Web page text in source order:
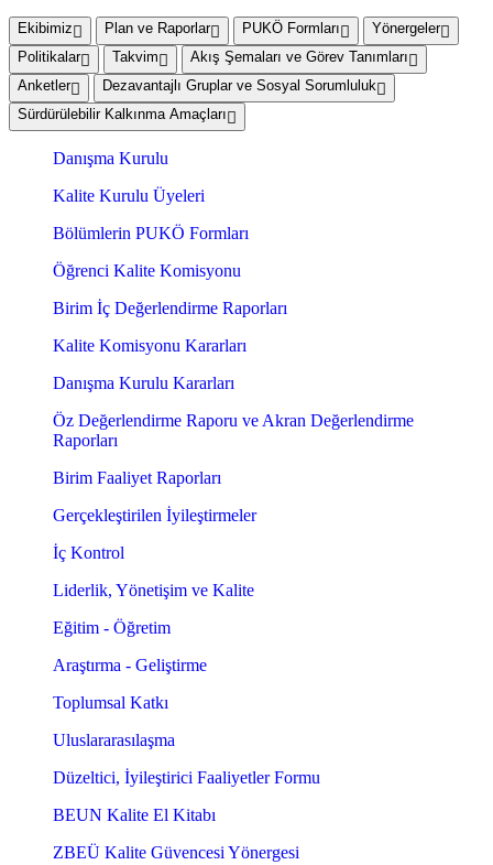
Ekibimiz Plan ve Raporlar PUKÖ Formları
Yönergeler
Politikalar
Takvim
Akış Şemaları ve Görev Tanımları
Anketler
Dezavantajlı Gruplar ve Sosyal Sorumluluk
Sürdürülebilir Kalkınma Amaçları
Danışma Kurulu
Kalite Kurulu Üyeleri
Bölümlerin PUKÖ Formları
Öğrenci Kalite Komisyonu
Birim İç Değerlendirme Raporları
Kalite Komisyonu Kararları
Danışma Kurulu Kararları
Öz Değerlendirme Raporu ve Akran Değerlendirme
Raporları
Birim Faaliyet Raporları
Gerçekleştirilen İyileştirmeler
İç Kontrol
Liderlik, Yönetişim ve Kalite
Eğitim - Öğretim
Araştırma - Geliştirme
Toplumsal Katkı
Uluslararasılaşma
Düzeltici, İyileştirici Faaliyetler Formu
BEUN Kalite El Kitabı
ZBEÜ Kalite Güvencesi Yönergesi